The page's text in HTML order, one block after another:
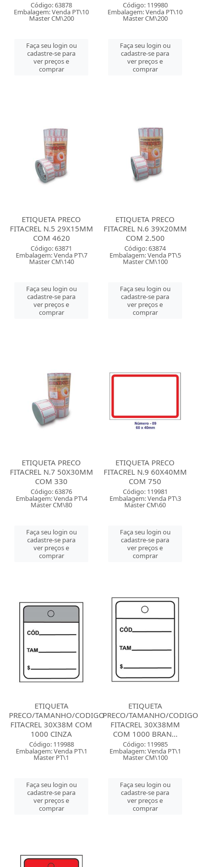
Código: 63878
Embalagem: Venda PT\10
Master CM\200
Faça seu login ou
cadastre-se para
ver preços e
comprar
Código: 119980
Embalagem: Venda PT\10
Master CM\200
Faça seu login ou
cadastre-se para
ver preços e
comprar
ETIQUETA PRECO
FITACREL N.5 29X15MM
COM 4620
Código: 63871
Embalagem: Venda PT\7
Master CM\140
Faça seu login ou
cadastre-se para
ver preços e
comprar
ETIQUETA PRECO
FITACREL N.6 39X20MM
COM 2.500
Código: 63874
Embalagem: Venda PT\5
Master CM\100
Faça seu login ou
cadastre-se para
ver preços e
comprar
ETIQUETA PRECO
FITACREL N.7 50X30MM
COM 330
Código: 63876
Embalagem: Venda PT\4
Master CM\80
Faça seu login ou
cadastre-se para
ver preços e
comprar
ETIQUETA PRECO
FITACREL N.9 60X40MM
COM 750
Código: 119981
Embalagem: Venda PT\3
Master CM\60
Faça seu login ou
cadastre-se para
ver preços e
comprar
ETIQUETA
PRECO/TAMANHO/CODIGO
FITACREL 30X38M COM
1000 CINZA
Código: 119988
Embalagem: Venda PT\1
Master PT\1
Faça seu login ou
cadastre-se para
ver preços e
comprar
ETIQUETA
PRECO/TAMANHO/CODIGO
FITACREL 30X38MM
COM 1000 BRAN...
Código: 119985
Embalagem: Venda PT\1
Master CM\100
Faça seu login ou
cadastre-se para
ver preços e
comprar